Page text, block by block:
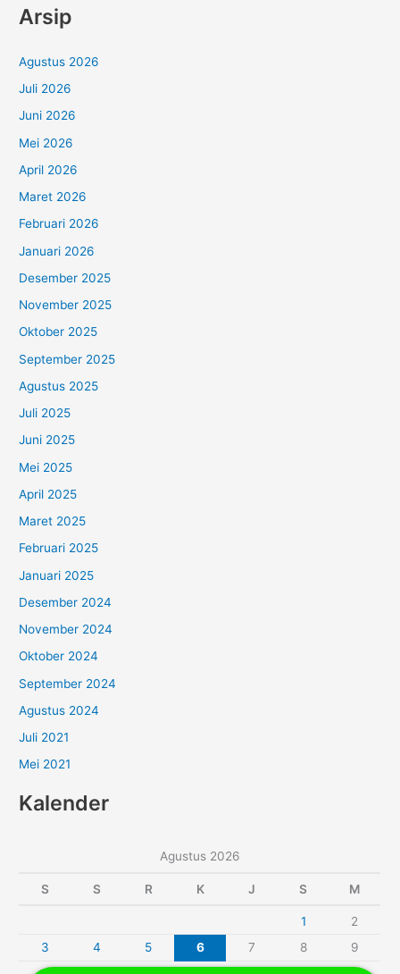
Arsip
Agustus 2026
Juli 2026
Juni 2026
Mei 2026
April 2026
Maret 2026
Februari 2026
Januari 2026
Desember 2025
November 2025
Oktober 2025
September 2025
Agustus 2025
Juli 2025
Juni 2025
Mei 2025
April 2025
Maret 2025
Februari 2025
Januari 2025
Desember 2024
November 2024
Oktober 2024
September 2024
Agustus 2024
Juli 2021
Mei 2021
Kalender
Agustus 2026
S S R K J S M
1
2
3
4 5 6 7 8
9